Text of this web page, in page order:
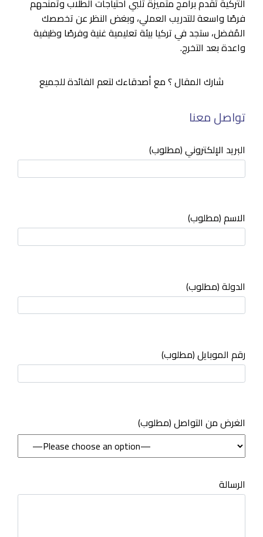
فرصًا واسعة للتدريب العملي، وبغض النظر عن تخصصك
المُفضل، ستجد في تركيا بيئة تعليمية غنية وفرصًا وظيفية
واعدة بعد التخرج.
شارك المقال ؟ مع أصدقاءك لتعم الفائدة للجميع
تواصل معنا
البريد الإلكتروني (مطلوب)
الاسم (مطلوب)
الدولة (مطلوب)
رقم الموبايل (مطلوب)
(مطلوب) الغرض من التواصل
الرسالة